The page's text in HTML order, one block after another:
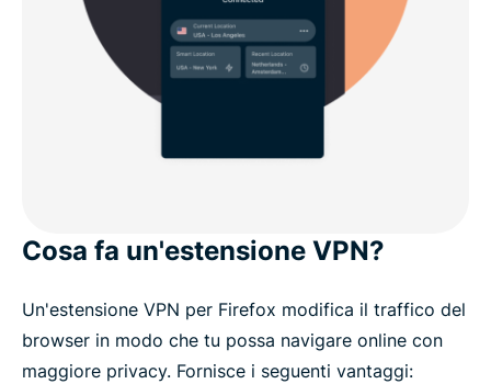
Cosa fa un'estensione VPN?
Un'estensione VPN per Firefox modifica il traffico del
browser in modo che tu possa navigare online con
maggiore privacy. Fornisce i seguenti vantaggi: